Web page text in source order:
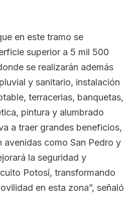
en este tramo se
superior a 5 mil 500
se realizarán además
y sanitario, instalación
terracerias, banquetas,
pintura y alumbrado
a traer grandes beneficios,
avenidas como San Pedro y
la seguridad y
Potosí, transformando
en esta zona”, señaló